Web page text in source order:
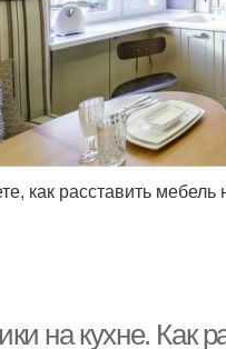
как расставить
на кухне. Как